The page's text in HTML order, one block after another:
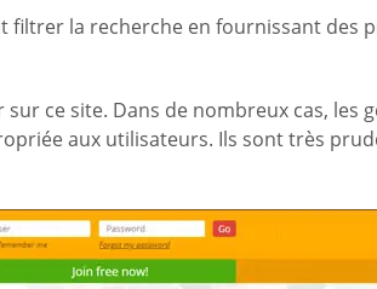
la recherche en fournissant des
ce site. Dans de nombreux cas, les
aux utilisateurs. Ils sont très